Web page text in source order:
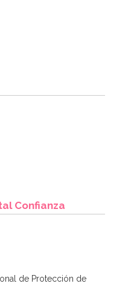
Confianza
de Protección de